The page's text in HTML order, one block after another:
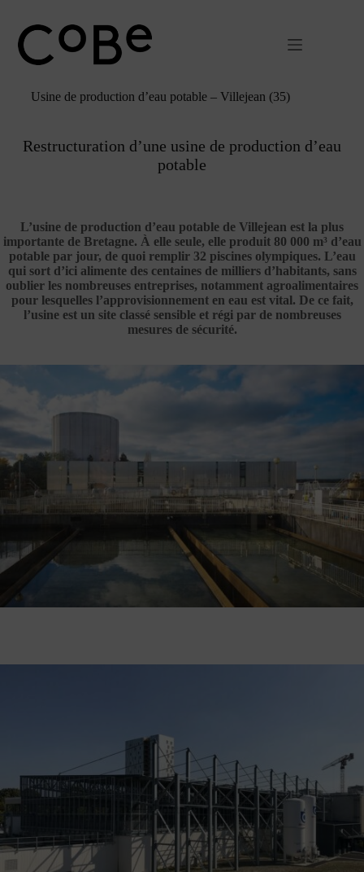
contenu
Usine de production d’eau potable – Villejean (35)
Restructuration d’une usine de production d’eau
potable
L’usine de production d’eau potable de Villejean est la plus
importante de Bretagne. À elle seule, elle produit 80 000 m³ d’eau
potable par jour, de quoi remplir 32 piscines olympiques. L’eau
qui sort d’ici alimente des centaines de milliers d’habitants, sans
oublier les nombreuses entreprises, notamment agroalimentaires
pour lesquelles l’approvisionnement en eau est vital. De ce fait,
l’usine est un site classé sensible et régi par de nombreuses
mesures de sécurité.